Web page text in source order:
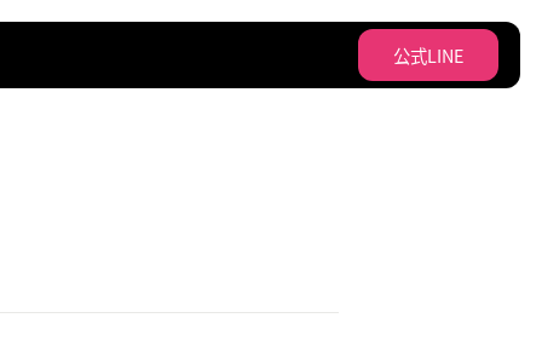
公式LINE